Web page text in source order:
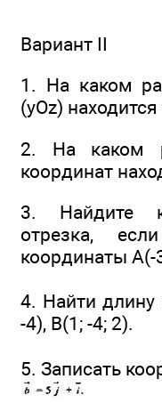
Вариант II
1. На каком
(yOz)
2. На каком
координат
3. Найдите
отрезка,
координаты А(-
4. Найти длину
-4), В(1; -4; 2).
5. Записать